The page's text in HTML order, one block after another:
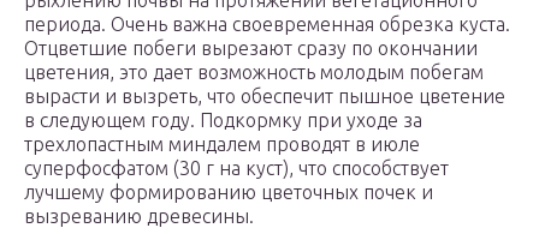
периода. Очень важна своевременная обрезка куста.
Отцветшие побеги вырезают сразу по окончании
цветения, это дает возможность молодым побегам
вырасти и вызреть, что обеспечит пышное цветение
в следующем году. Подкормку при уходе за
трехлопастным миндалем проводят в июле
суперфосфатом (30 г на куст), что способствует
лучшему формированию цветочных почек и
вызреванию древесины.